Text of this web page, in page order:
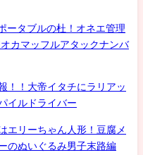
ータブルの杜！オネエ管理
カマッフルアタックナンバ
！！大帝イタチにラリアッ
イルドライバー
リーちゃん人形！豆腐メ
のぬいぐるみ男子末路編